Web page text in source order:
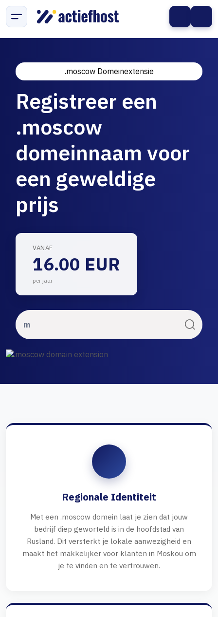
.moscow Domeinextensie
Registreer een
.moscow
domeinnaam voor
een geweldige
prijs
VANAF
16.00 EUR
per jaar
Regionale Identiteit
Met een .moscow domein laat je zien dat jouw
bedrijf diep geworteld is in de hoofdstad van
Rusland. Dit versterkt je lokale aanwezigheid en
maakt het makkelijker voor klanten in Moskou om
je te vinden en te vertrouwen.